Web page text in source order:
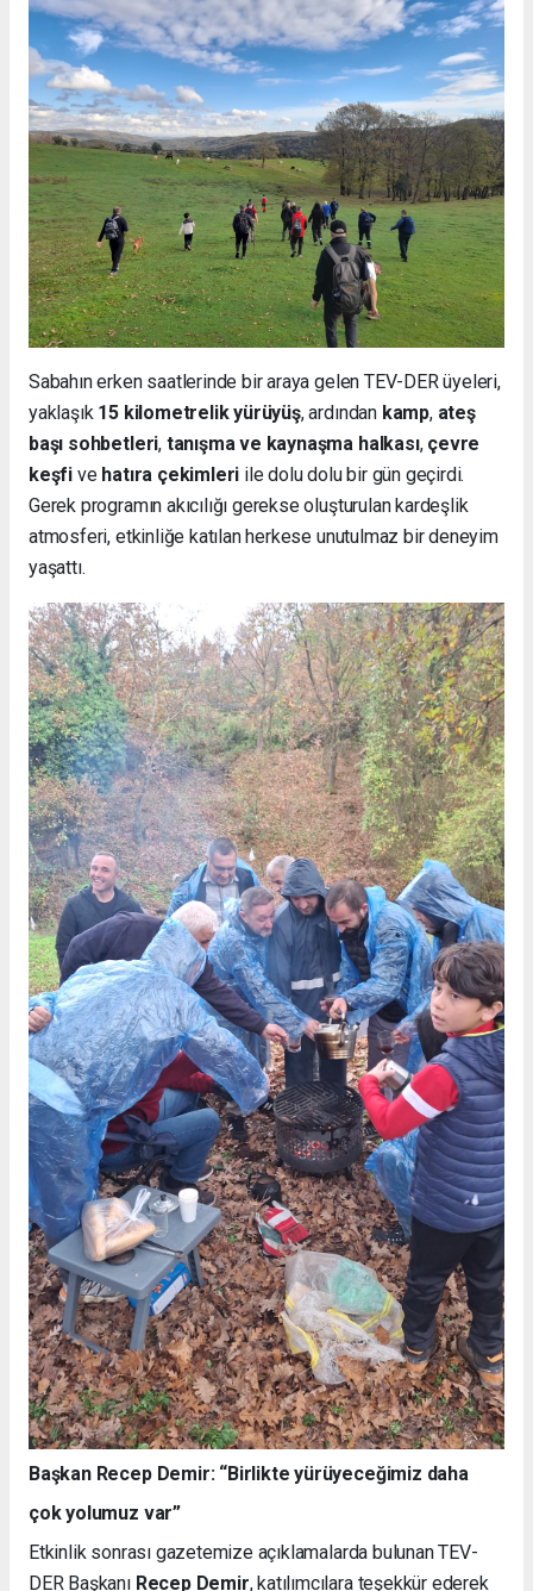
Sabahın erken saatlerinde bir araya gelen TEV-DER üyeleri,
yaklaşık 15 kilometrelik yürüyüş, ardından kamp, ateş
başı sohbetleri, tanışma ve kaynaşma halkası, çevre
keşfi ve hatıra çekimleri ile dolu dolu bir gün geçirdi.
Gerek programın akıcılığı gerekse oluşturulan kardeşlik
atmosferi, etkinliğe katılan herkese unutulmaz bir deneyim
yaşattı.
Başkan Recep Demir: “Birlikte yürüyeceğimiz daha
çok yolumuz var”
Etkinlik sonrası gazetemize açıklamalarda bulunan TEV-
DER Başkanı Recep Demir, katılımcılara teşekkür ederek